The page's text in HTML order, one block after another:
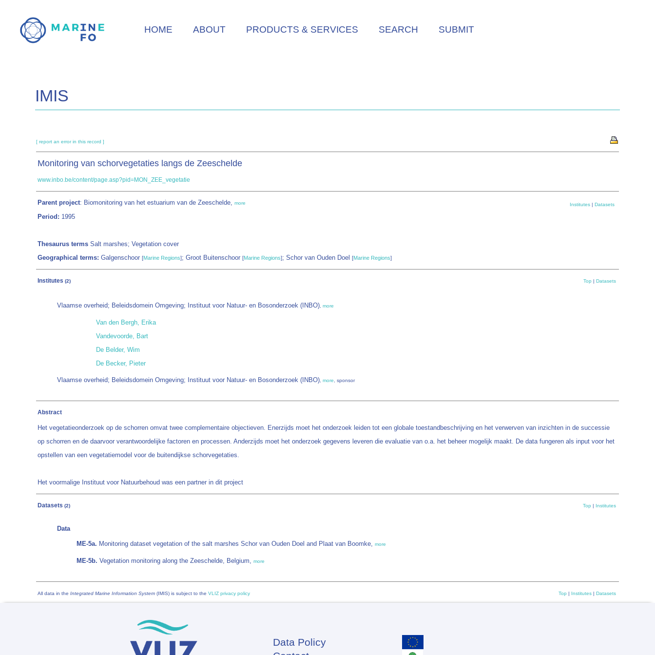
main
HOME ABOUT PRODUCTS & SERVICES SEARCH SUBMIT
IMIS
[ report an error in this record ]
Monitoring van schorvegetaties langs de Zeeschelde
www.inbo.be/content/page.asp?pid=MON_ZEE_vegetatie
Parent project: Biomonitoring van het estuarium van de Zeeschelde, more
Period: 1995
Thesaurus terms Salt marshes; Vegetation cover
Geographical terms: Galgenschoor [Marine Regions]; Groot Buitenschoor [Marine Regions]; Schor van Ouden Doel [Marine Regions]
Institutes | Datasets
Institutes (2) Top | Datasets
Vlaamse overheid; Beleidsdomein Omgeving; Instituut voor Natuur- en Bosonderzoek (INBO) more
Van den Bergh, Erika
Vandevoorde, Bart
De Belder, Wim
De Becker, Pieter
Vlaamse overheid; Beleidsdomein Omgeving; Instituut voor Natuur- en Bosonderzoek (INBO) more , sponsor
Abstract
Het vegetatieonderzoek op de schorren omvat twee complementaire objectieven. Enerzijds moet het onderzoek leiden tot een globale toestandbeschrijving en het verwerven van inzichten in de successie
op schorren en de daarvoor verantwoordelijke factoren en processen. Anderzijds moet het onderzoek gegevens leveren die evaluatie van o.a. het beheer mogelijk maakt. De data fungeren als input voor het
opstellen van een vegetatiemodel voor de buitendijkse schorvegetaties.
Het voormalige Instituut voor Natuurbehoud was een partner in dit project
Datasets (2) Top | Institutes
Data
ME-5a. Monitoring dataset vegetation of the salt marshes Schor van Ouden Doel and Plaat van Boomke, more
ME-5b. Vegetation monitoring along the Zeeschelde, Belgium, more
All data in the Integrated Marine Information System (IMIS) is subject to the VLIZ privacy policy Top | Institutes | Datasets
Data Policy